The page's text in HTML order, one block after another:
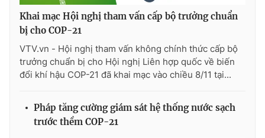
VTV Money VTV Thể thao
VTV Sức khoẻ Bất động sản
Thị trường 24h Tấm lòng Việt
VTV4 Vươn mình bằng AI
Khai mạc Hội nghị tham vấn cấp bộ trưởng chuẩn
bị cho COP-21
VTV.vn - Hội nghị tham vấn không chính thức cấp bộ
trưởng chuẩn bị cho Hội nghị Liên hợp quốc về biến
đổi khí hậu COP-21 đã khai mạc vào chiều 8/11 tại...
Pháp tăng cường giám sát hệ thống nước sạch
trước thềm COP-21